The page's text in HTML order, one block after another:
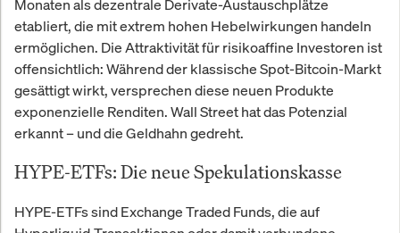
Monaten als dezentrale Derivate-Austauschplätze
etabliert, die mit extrem hohen Hebelwirkungen handeln
ermöglichen. Die Attraktivität für risikoaffine Investoren ist
offensichtlich: Während der klassische Spot-Bitcoin-Markt
gesättigt wirkt, versprechen diese neuen Produkte
exponenzielle Renditen. Wall Street hat das Potenzial
erkannt – und die Geldhahn gedreht.
HYPE-ETFs: Die neue Spekulationskasse
HYPE-ETFs sind Exchange Traded Funds, die auf